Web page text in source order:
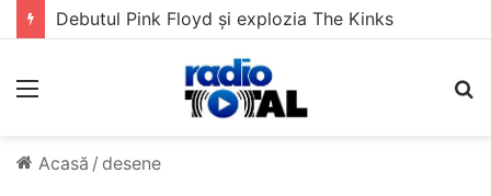
Debutul Pink Floyd și explozia The Kinks
Meniu
Acasă / desene